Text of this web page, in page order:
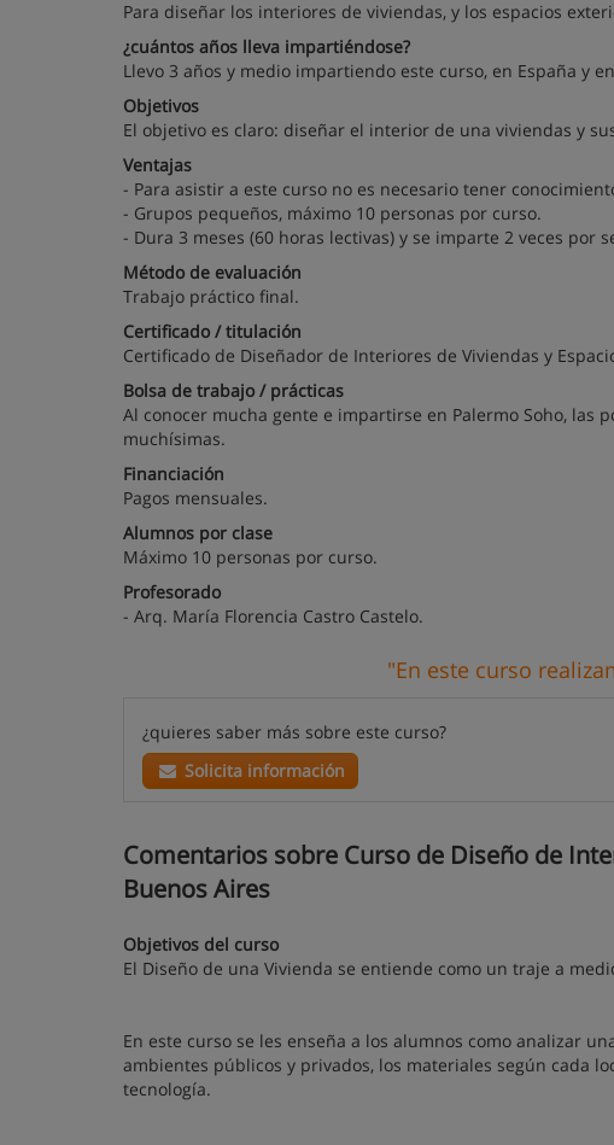
Para diseñar los interiores de viviendas, y los espacios
¿cuántos años lleva impartiéndose?
Llevo 3 años y medio impartiendo este curso, en España y
Objetivos
El objetivo es claro: diseñar el interior de una viviendas y
Ventajas
- Para asistir a este curso no es necesario tener
- Grupos pequeños, máximo 10 personas por curso.
- Dura 3 meses (60 horas lectivas) y se imparte 2 veces por
Método de evaluación
Trabajo práctico final.
Certificado / titulación
Certificado de Diseñador de Interiores de Viviendas y
Bolsa de trabajo / prácticas
Al conocer mucha gente e impartirse en Palermo Soho, las
muchísimas.
Financiación
Pagos mensuales.
Alumnos por clase
Máximo 10 personas por curso.
Profesorado
- Arq. María Florencia Castro Castelo.
"En este curso
¿quieres saber más sobre este curso?
Solicita información
Comentarios sobre Curso de Diseño de
Buenos Aires
Objetivos del curso
El Diseño de una Vivienda se entiende como un traje a
En este curso se les enseña a los alumnos como analizar
ambientes públicos y privados, los materiales según cada
tecnología.